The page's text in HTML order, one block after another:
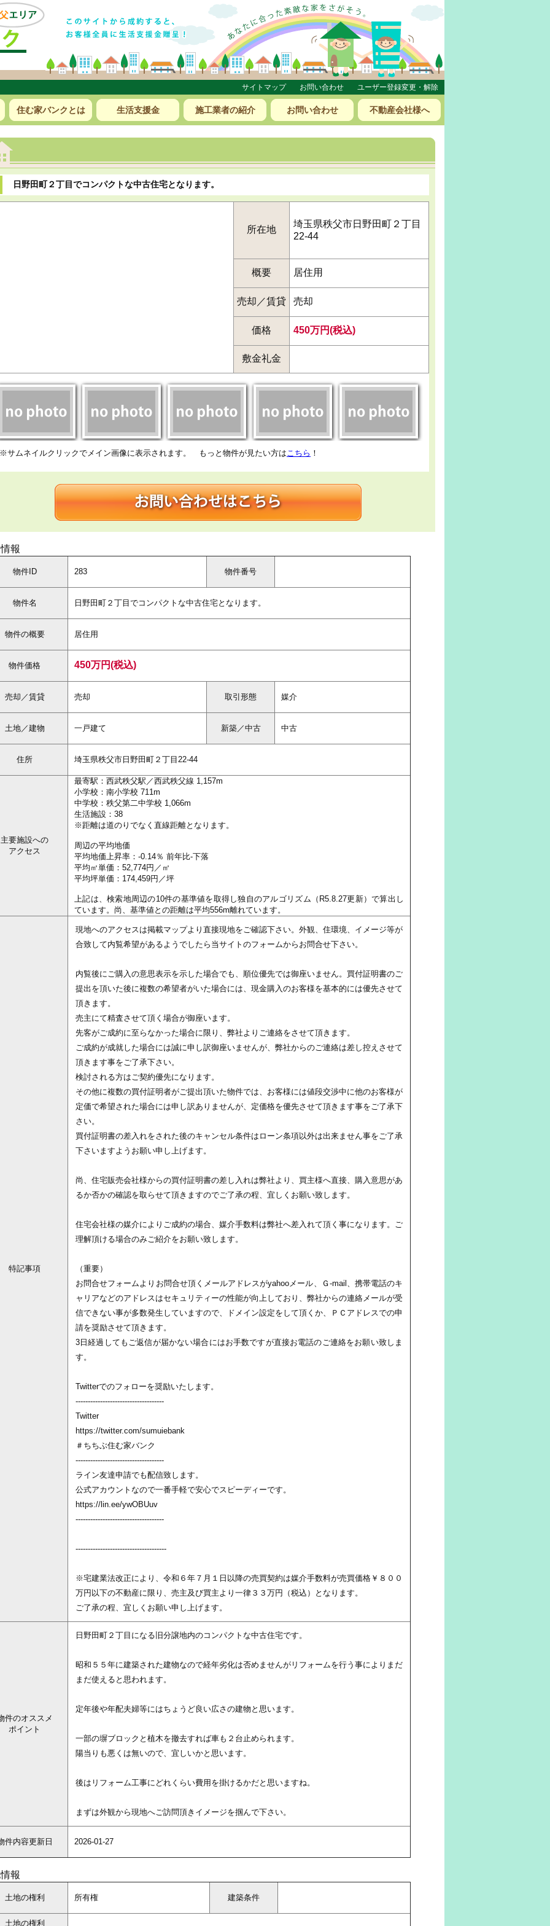
サイトマップ お問い合わせ ユーザー登録変更・解除
住む家バンクとは 生活支援金 施工業者の紹介 お問い合わせ 不動産会社様へ
日野田町２丁目でコンパクトな中古住宅となります。
所在地
埼玉県秩父市日野田町２丁目
22-44
概要 居住用
売却／賃貸 売却
価格 450万円(税込)
敷金礼金
※サムネイルクリックでメイン画像に表示されます。 もっと物件が見たい方はこちら ！
報
物件ID 283 物件番号
物件名 日野田町２丁目でコンパクトな中古住宅となります。
物件の概要 居住用
物件価格 450万円(税込)
売却／賃貸 売却 取引形態 媒介
土地／建物 一戸建て 新築／中古 中古
住所 埼玉県秩父市日野田町２丁目22-44
主要施設への
アクセス
最寄駅：西武秩父駅／西武秩父線 1,157m
小学校：南小学校 711m
中学校：秩父第二中学校 1,066m
生活施設：38
※距離は道のりでなく直線距離となります。
周辺の平均地価
平均地価上昇率：-0.14％ 前年比-下落
平均㎡単価：52,774円／㎡
平均坪単価：174,459円／坪
上記は、検索地周辺の10件の基準値を取得し独自のアルゴリズム（R5.8.27更新）で算出し
ています。尚、基準値との距離は平均556m離れています。
特記事項
現地へのアクセスは掲載マップより直接現地をご確認下さい。外観、住環境、イメージ等が
合致して内覧希望があるようでしたら当サイトのフォームからお問合せ下さい。
内覧後にご購入の意思表示を示した場合でも、順位優先では御座いません。買付証明書のご
提出を頂いた後に複数の希望者がいた場合には、現金購入のお客様を基本的には優先させて
頂きます。
売主にて精査させて頂く場合が御座います。
先客がご成約に至らなかった場合に限り、弊社よりご連絡をさせて頂きます。
ご成約が成就した場合には誠に申し訳御座いませんが、弊社からのご連絡は差し控えさせて
頂きます事をご了承下さい。
検討される方はご契約優先になります。
その他に複数の買付証明者がご提出頂いた物件では、お客様には値段交渉中に他のお客様が
定価で希望された場合には申し訳ありませんが、定価格を優先させて頂きます事をご了承下
さい。
買付証明書の差入れをされた後のキャンセル条件はローン条項以外は出来ません事をご了承
下さいますようお願い申し上げます。
尚、住宅販売会社様からの買付証明書の差し入れは弊社より、買主様へ直接、購入意思があ
るか否かの確認を取らせて頂きますのでご了承の程、宜しくお願い致します。
住宅会社様の媒介によりご成約の場合、媒介手数料は弊社へ差入れて頂く事になります。ご
理解頂ける場合のみご紹介をお願い致します。
（重要）
お問合せフォームよりお問合せ頂くメールアドレスがyahooメール、Ｇ-mail、携帯電話のキ
ャリアなどのアドレスはセキュリティーの性能が向上しており、弊社からの連絡メールが受
信できない事が多数発生していますので、ドメイン設定をして頂くか、ＰＣアドレスでの申
請を奨励させて頂きます。
3日経過してもご返信が届かない場合にはお手数ですが直接お電話のご連絡をお願い致しま
す。
Twitterでのフォローを奨励いたします。
------------------------------------
Twitter
https://twitter.com/sumuiebank
＃ちちぶ住む家バンク
------------------------------------
ライン友達申請でも配信致します。
公式アカウントなので一番手軽で安心でスピーディーです。
https://lin.ee/ywOBUuv
------------------------------------
-------------------------------------
※宅建業法改正により、令和６年７月１日以降の売買契約は媒介手数料が売買価格￥８００
万円以下の不動産に限り、売主及び買主より一律３３万円（税込）となります。
ご了承の程、宜しくお願い申し上げます。
件のオススメ
ポイント
日野田町２丁目になる旧分譲地内のコンパクトな中古住宅です。
昭和５５年に建築された建物なので経年劣化は否めませんがリフォームを行う事によりまだ
まだ使えると思われます。
定年後や年配夫婦等にはちょうど良い広さの建物と思います。
一部の塀ブロックと植木を撤去すれば車も２台止められます。
陽当りも悪くは無いので、宜しいかと思います。
後はリフォーム工事にどれくらい費用を掛けるかだと思いますね。
まずは外観から現地へご訪問頂きイメージを掴んで下さい。
件内容更新日 2026-01-27
報
土地の権利 所有権 建築条件
土地の権利